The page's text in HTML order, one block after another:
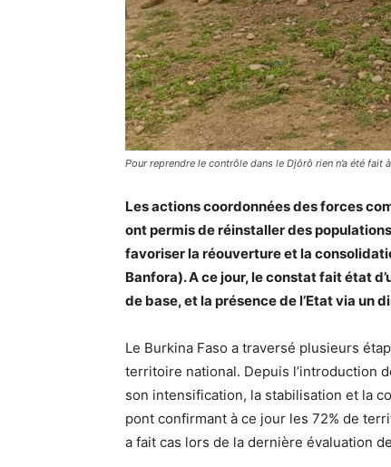
Pour reprendre le contrôle dans le Djôrô rien n’a été fait
Les actions coordonnées des forces
ont permis de réinstaller des
favoriser la réouverture et la
Banfora). A ce jour, le constat fait état
de base, et la présence de l’Etat via un
Le Burkina Faso a traversé plusieurs
territoire national. Depuis l’introduction
son intensification, la stabilisation et la
pont confirmant à ce jour les 72% de
a fait cas lors de la dernière évaluation